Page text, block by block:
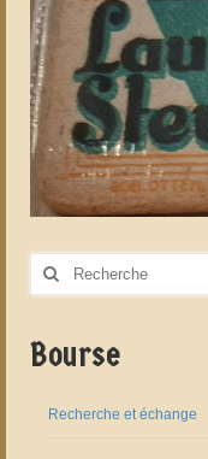
Rechercher
Bourse
Recherche et échange